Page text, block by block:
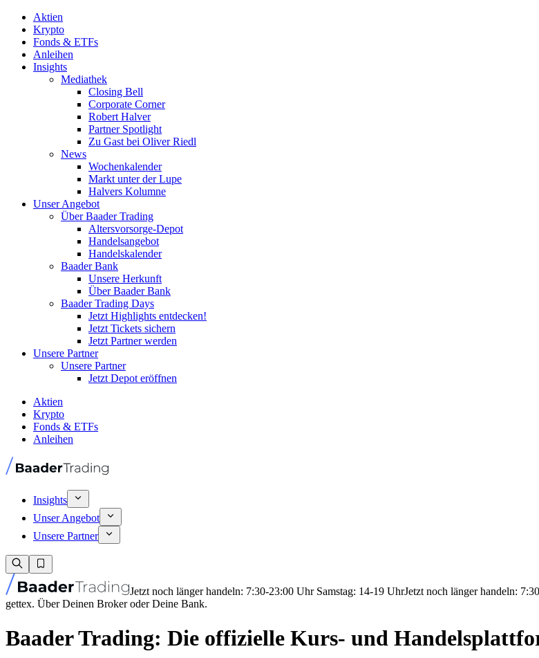
Aktien
Krypto
Fonds & ETFs
Anleihen
Insights
Mediathek
Closing Bell
Corporate Corner
Robert Halver
Partner Spotlight
Zu Gast bei Oliver Riedl
News
Wochenkalender
Markt unter der Lupe
Halvers Kolumne
Unser Angebot
Über Baader Trading
Altersvorsorge-Depot
Handelsangebot
Handelskalender
Baader Bank
Unsere Herkunft
Über Baader Bank
Baader Trading Days
Jetzt Highlights entdecken!
Jetzt Tickets sichern
Jetzt Partner werden
Unsere Partner
Unsere Partner
Jetzt Depot eröffnen
Aktien
Krypto
Fonds & ETFs
Anleihen
Insights
Unser Angebot
Unsere Partner
Jetzt noch länger handeln: 7:30-23:00 Uhr Samstag: 14-19 UhrJetzt noch länger handeln:
gettex. Über Deinen Broker oder Deine Bank.
Baader Trading: Die offizielle Kurs- und